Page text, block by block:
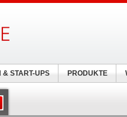
& START-UPS PRODUKTE